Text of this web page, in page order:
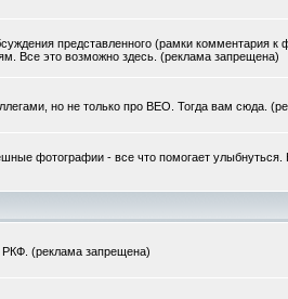
представленного (рамки комментария
Все это возможно здесь. (реклама запрещена)
но не только про ВЕО. Тогда вам сюда.
фотографии - все что помогает
(реклама запрещена)